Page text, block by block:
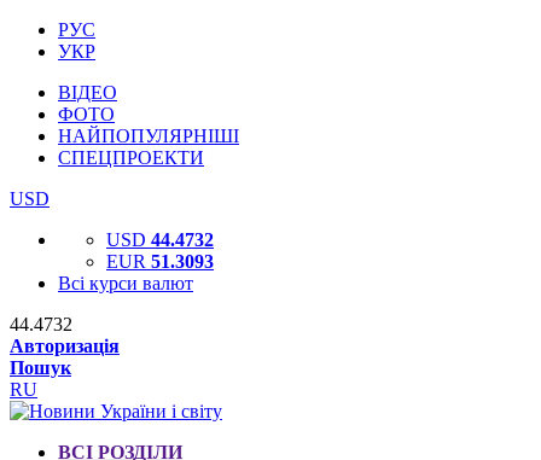
РУС
УКР
ВІДЕО
ФОТО
НАЙПОПУЛЯРНІШІ
СПЕЦПРОЕКТИ
USD
USD 44.4732
EUR 51.3093
Всі курси валют
44.4732
Авторизація
Пошук
RU
ВСІ РОЗДІЛИ